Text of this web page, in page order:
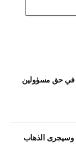
في حق مسؤولين
الذهاب